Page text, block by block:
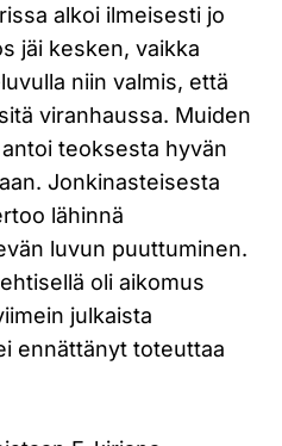
alkoi ilmeisesti jo
jäi kesken, vaikka
niin valmis, että
viranhaussa. Muiden
antoi teoksesta hyvän
Jonkinasteisesta
lähinnä
luvun puuttuminen.
oli aikomus
julkaista
ennättänyt toteuttaa